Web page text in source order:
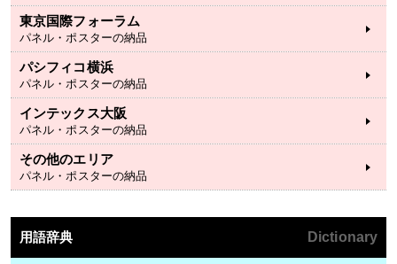
東京国際フォーラム
パネル・ポスターの納品
パシフィコ横浜
パネル・ポスターの納品
インテックス大阪
パネル・ポスターの納品
その他のエリア
パネル・ポスターの納品
用語辞典 Dictionary